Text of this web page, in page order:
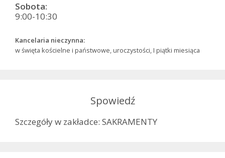
Sobota:
9:00-10:30
Kancelaria nieczynna:
w święta kościelne i państwowe, uroczystości, I piątki miesiąca
Spowiedź
Szczegóły w zakładce: SAKRAMENTY